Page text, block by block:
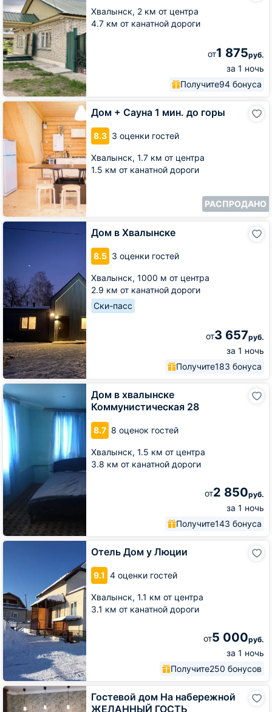
Хвалынск, 2 км от центра
4.7 км от канатной дороги
от1 875руб.
за 1 ночь
Получите94 бонуса
У
ИРИНЫ
Дом + Сауна 1 мин. до горы
8.3 3 оценки гостей
Хвалынск, 1.7 км от центра
1.5 км от канатной дороги
РАСПРОДАНО
Дом
1
мин.
Дом в Хвалынске
8.5 3 оценки гостей
Хвалынск, 1000 м от центра
2.9 км от канатной дороги
Ски-пасс
от3 657руб.
за 1 ночь
Получите183 бонуса
Дом
Дом в хвалынске
Коммунистическая 28
8.7 8 оценок гостей
Хвалынск, 1.5 км от центра
3.8 км от канатной дороги
от2 850руб.
за 1 ночь
Получите143 бонуса
Дом
в
хвалынске
Коммунистическая
28
Отель Дом у Люции
9.1 4 оценки гостей
Хвалынск, 1.1 км от центра
3.1 км от канатной дороги
от5 000руб.
за 1 ночь
Получите250 бонусов
Отель
Гостевой дом На набережной
ЖЕЛАННЫЙ ГОСТЬ
Гостевой
дом